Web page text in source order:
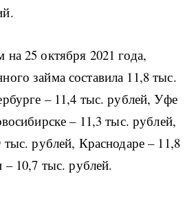
25 октября 2021 года,
займа составила 11,8 тыс.
– 11,4 тыс. рублей, Уфе
– 11,3 тыс. рублей,
тыс. рублей, Краснодаре – 11,8
10,7 тыс. рублей.